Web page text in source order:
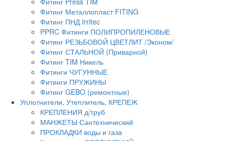
Фитинг Металлопласт FITING
Фитинг ПНД Irritec
PPRC Фитинги ПОЛИПРОПИЛЕНОВЫЕ
Фитинг РЕЗЬБОВОЙ ЦВЕТЛИТ /Эконом/
Фитинг СТАЛЬНОЙ (Приварной)
Фитинг TIM Никель
Фитинги ЧУГУННЫЕ
Фитинги ПРУЖИНЫ
Фитинг GEBO (ремонтные)
Уплотнители, Утеплитель, КРЕПЕЖ
КРЕПЛЕНИЯ д/труб
МАНЖЕТЫ Сантехнический
ПРОКЛАДКИ воды и газа